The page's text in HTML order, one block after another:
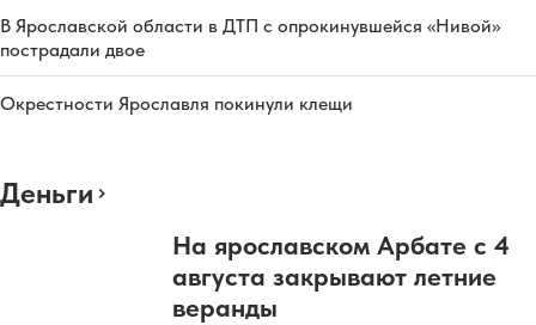
В Ярославской области в ДТП с опрокинувшейся «Нивой»
пострадали двое
Окрестности Ярославля покинули клещи
Деньги
На ярославском Арбате с 4
августа закрывают летние
веранды